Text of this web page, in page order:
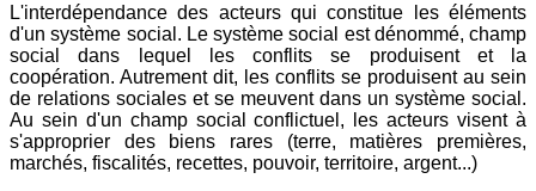
L'interdépendance des acteurs qui constitue les éléments
d'un système social. Le système social est dénommé, champ
social dans lequel les conflits se produisent et la
coopération. Autrement dit, les conflits se produisent au sein
de relations sociales et se meuvent dans un système social.
Au sein d'un champ social conflictuel, les acteurs visent à
s'approprier des biens rares (terre, matières premières,
marchés, fiscalités, recettes, pouvoir, territoire, argent...)